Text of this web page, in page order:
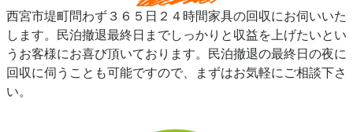
西宮市堤町問わず３６５日２４時間家具の回収にお伺いいた
します。民泊撤退最終日までしっかりと収益を上げたいとい
うお客様にお喜び頂いております。民泊撤退の最終日の夜に
回収に伺うことも可能ですので、まずはお気軽にご相談下さ
い。